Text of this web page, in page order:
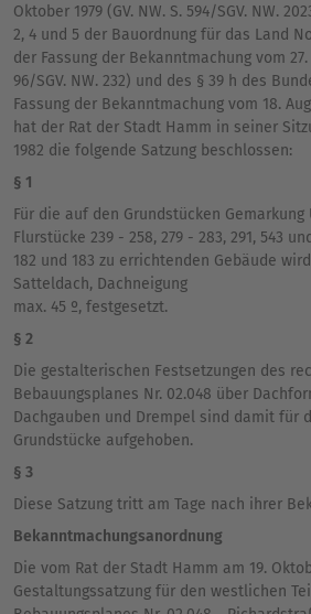
Oktober 1979 (GV. NW. S. 594/SGV. NW.
2, 4 und 5 der Bauordnung für das Land
der Fassung der Bekanntmachung vom 27.
96/SGV. NW. 232) und des § 39 h des
Fassung der Bekanntmachung vom 18.
hat der Rat der Stadt Hamm in seiner
1982 die folgende Satzung beschlossen:
§ 1
Für die auf den Grundstücken Gemarkung
Flurstücke 239 - 258, 279 - 283, 291, 543
182 und 183 zu errichtenden Gebäude
Satteldach, Dachneigung
max. 45 º, festgesetzt.
§ 2
Die gestalterischen Festsetzungen des
Bebauungsplanes Nr. 02.048 über
Dachgauben und Drempel sind damit für
Grundstücke aufgehoben.
§ 3
Diese Satzung tritt am Tage nach ihrer
Bekanntmachungsanordnung
Die vom Rat der Stadt Hamm am 19.
Gestaltungssatzung für den westlichen